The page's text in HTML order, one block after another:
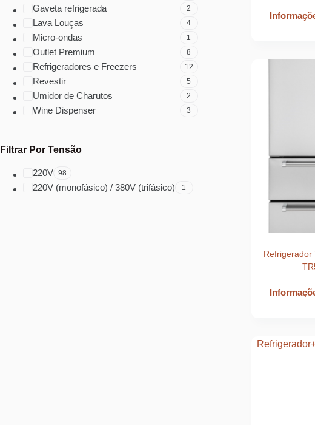
Refrigerador
Gaveta refrigerada 2
Lava Louças 4
Micro-ondas 1
Outlet Premium 8
Refrigeradores e Freezers 12
Revestir 5
Umidor de Charutos 2
Wine Dispenser 3
Filtrar Por Tensão
220V 98
220V (monofásico) / 380V (trifásico) 1